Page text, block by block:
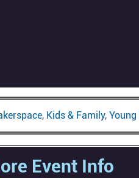
, Kids & Family,
Event Info